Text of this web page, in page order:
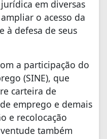
em diversas
o acesso da
à defesa de seus
a participação do
(SINE), que
carteira de
emprego e demais
e recolocação
também